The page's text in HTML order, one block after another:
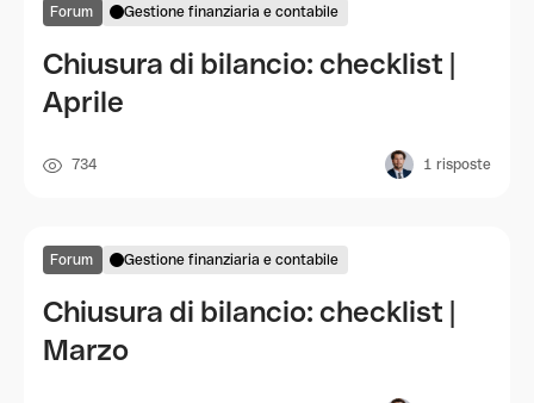
Forum Gestione finanziaria e contabile
Chiusura di bilancio: checklist |
Aprile
734 1 risposte
Forum Gestione finanziaria e contabile
Chiusura di bilancio: checklist |
Marzo